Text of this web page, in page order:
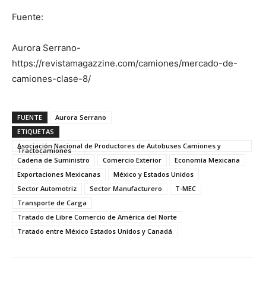
Fuente:
Aurora Serrano-
https://revistamagazzine.com/camiones/mercado-de-
camiones-clase-8/
FUENTE
Aurora Serrano
ETIQUETAS
Asociación Nacional de Productores de Autobuses Camiones y
Tractocamiones
Cadena de Suministro
Comercio Exterior
Economía Mexicana
Exportaciones Mexicanas
México y Estados Unidos
Sector Automotriz
Sector Manufacturero
T-MEC
Transporte de Carga
Tratado de Libre Comercio de América del Norte
Tratado entre México Estados Unidos y Canadá